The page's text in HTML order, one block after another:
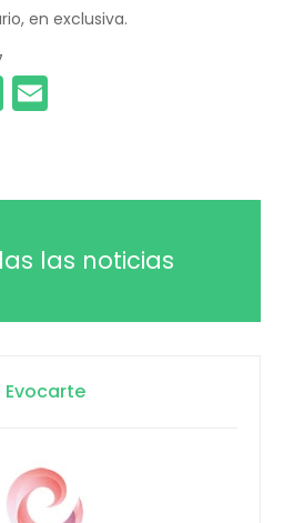
en exclusiva.
Twitter
las noticias
Evocarte